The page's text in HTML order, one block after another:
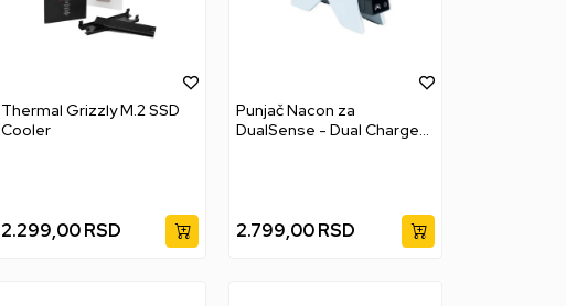
Thermal Grizzly M.2 SSD
Cooler
2.299,00 RSD
Punjač Nacon za
DualSense - Dual Charger
2.799,00RSD